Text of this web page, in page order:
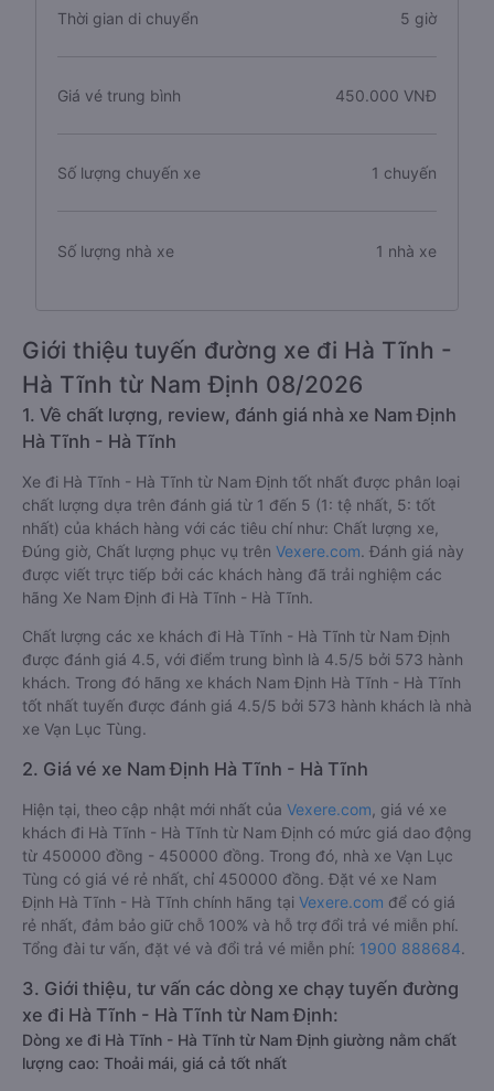
Thời gian di chuyển 5 giờ
Giá vé trung bình 450.000 VNĐ
Số lượng chuyến xe 1 chuyến
Số lượng nhà xe 1 nhà xe
Giới thiệu tuyến đường xe đi Hà Tĩnh -
Hà Tĩnh từ Nam Định 08/2026
1. Về chất lượng, review, đánh giá nhà xe Nam Định
Hà Tĩnh - Hà Tĩnh
Xe đi Hà Tĩnh - Hà Tĩnh từ Nam Định tốt nhất được phân loại
chất lượng dựa trên đánh giá từ 1 đến 5 (1: tệ nhất, 5: tốt
nhất) của khách hàng với các tiêu chí như: Chất lượng xe,
Đúng giờ, Chất lượng phục vụ trên Vexere.com. Đánh giá này
được viết trực tiếp bởi các khách hàng đã trải nghiệm các
hãng Xe Nam Định đi Hà Tĩnh - Hà Tĩnh.
Chất lượng các xe khách đi Hà Tĩnh - Hà Tĩnh từ Nam Định
được đánh giá 4.5, với điểm trung bình là 4.5/5 bởi 573 hành
khách. Trong đó hãng xe khách Nam Định Hà Tĩnh - Hà Tĩnh
tốt nhất tuyến được đánh giá 4.5/5 bởi 573 hành khách là nhà
xe Vạn Lục Tùng.
2. Giá vé xe Nam Định Hà Tĩnh - Hà Tĩnh
Hiện tại, theo cập nhật mới nhất của Vexere.com , giá vé xe
khách đi Hà Tĩnh - Hà Tĩnh từ Nam Định có mức giá dao động
từ 450000 đồng - 450000 đồng. Trong đó, nhà xe Vạn Lục
Tùng có giá vé rẻ nhất, chỉ 450000 đồng. Đặt vé xe Nam
Định Hà Tĩnh - Hà Tĩnh chính hãng tại Vexere.com để có giá
rẻ nhất, đảm bảo giữ chỗ 100% và hỗ trợ đổi trả vé miễn phí.
Tổng đài tư vấn, đặt vé và đổi trả vé miễn phí: 1900 888684.
3. Giới thiệu, tư vấn các dòng xe chạy tuyến đường
xe đi Hà Tĩnh - Hà Tĩnh từ Nam Định:
Dòng xe đi Hà Tĩnh - Hà Tĩnh từ Nam Định giường nằm chất
lượng cao: Thoải mái, giá cả tốt nhất